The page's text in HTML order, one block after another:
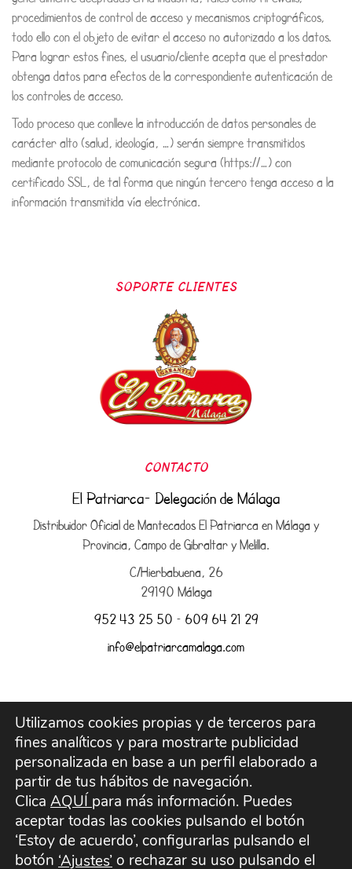
procedimientos de control de acceso y mecanismos criptográficos,
todo ello con el objeto de evitar el acceso no autorizado a los datos.
Para lograr estos fines, el usuario/cliente acepta que el prestador
obtenga datos para efectos de la correspondiente autenticación de
los controles de acceso.
Todo proceso que conlleve la introducción de datos personales de
carácter alto (salud, ideología, …) serán siempre transmitidos
mediante protocolo de comunicación segura (https://…) con
certificado SSL, de tal forma que ningún tercero tenga acceso a la
información transmitida vía electrónica.
SOPORTE CLIENTES
CONTACTO
El Patriarca- Delegación de Málaga
Distribuidor Oficial de Mantecados El Patriarca en Málaga y
Provincia, Campo de Gibraltar y Melilla.
C/Hierbabuena, 26
29190 Málaga
952 43 25 50 – 609 64 21 29
info@elpatriarcamalaga.com
Aviso legal
Envíos y devoluciones
Política de Privacidad
Política de Cookies
Utilizamos cookies propias y de terceros para
fines analíticos y para mostrarte publicidad
personalizada en base a un perfil elaborado a
partir de tus hábitos de navegación.
Clica AQUÍ para más información. Puedes
aceptar todas las cookies pulsando el botón
‘Estoy de acuerdo’, configurarlas pulsando el
botón ‘Ajustes’ o rechazar su uso pulsando el